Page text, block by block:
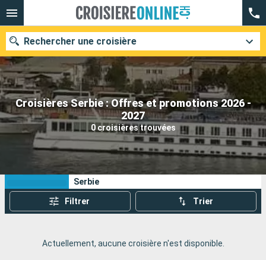
Croisières Serbie : Offres et promotions 2026 -
2027
0 croisières trouvées
Rechercher une croisière
Nos destinations
Mois de départ
Ports Compagnies
Rechercher
Vos critères de recherche :
Serbie
Filtrer Trier
Actuellement, aucune croisière n'est disponible.